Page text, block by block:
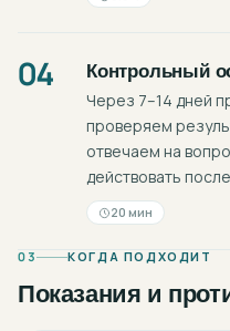
04 Контрольный
Через 7–14 дней
проверяем
отвечаем на
действовать
20 мин
03 КОГДА ПОДХОДИТ
Показания и